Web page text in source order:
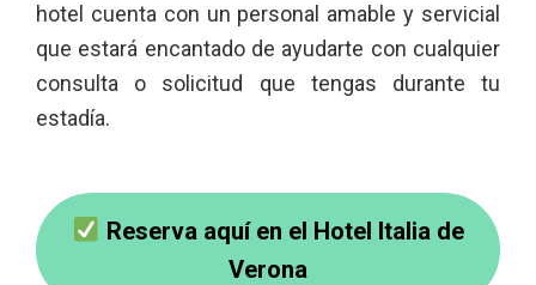
hotel cuenta con un personal amable y servicial
que estará encantado de ayudarte con cualquier
consulta o solicitud que tengas durante tu
estadía.
Reserva aquí en el Hotel Italia de
Verona